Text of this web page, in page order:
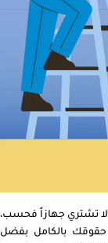
لا تشتري جهازاً فحسب،
بالكامل بفضل